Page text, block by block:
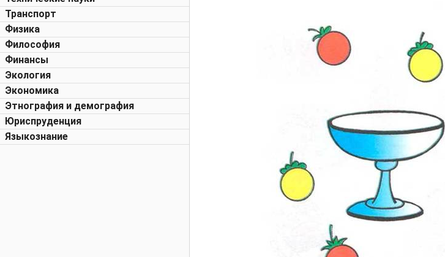
Транспорт
Физика
Философия
Финансы
Экология
Экономика
Этнография и демография
Юриспруденция
Языкознание